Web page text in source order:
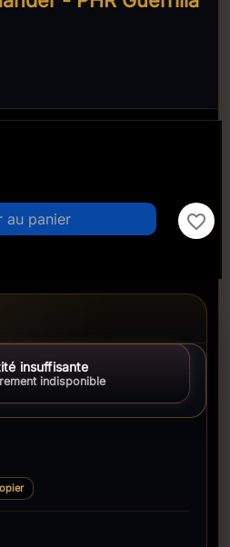
au panier favorite_border
insuffisante
indisponible